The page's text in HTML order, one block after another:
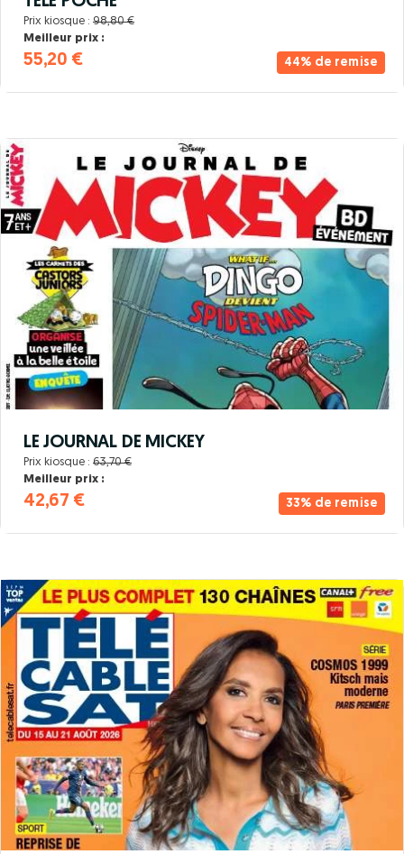
44% de remise
Prix kiosque : 98,80 €
Meilleur prix :
55,20 €
33% de remise
LE JOURNAL DE MICKEY
Prix kiosque : 63,70 €
Meilleur prix :
42,67 €